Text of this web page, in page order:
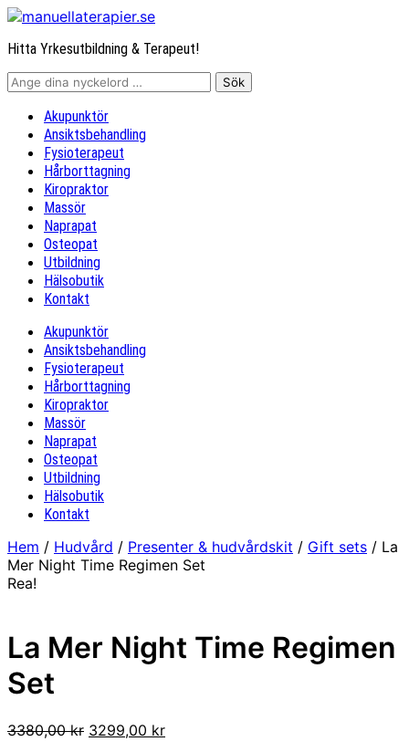
Hitta Yrkesutbildning & Terapeut!
Akupunktör
Ansiktsbehandling
Fysioterapeut
Hårborttagning
Kiropraktor
Massör
Naprapat
Osteopat
Utbildning
Hälsobutik
Kontakt
Akupunktör
Ansiktsbehandling
Fysioterapeut
Hårborttagning
Kiropraktor
Massör
Naprapat
Osteopat
Utbildning
Hälsobutik
Kontakt
Hem / Hudvård / Presenter & hudvårdskit / Gift sets / La
Mer Night Time Regimen Set
Rea!
La Mer Night Time Regimen
Set
3380,00kr Det
3299,00 krDet